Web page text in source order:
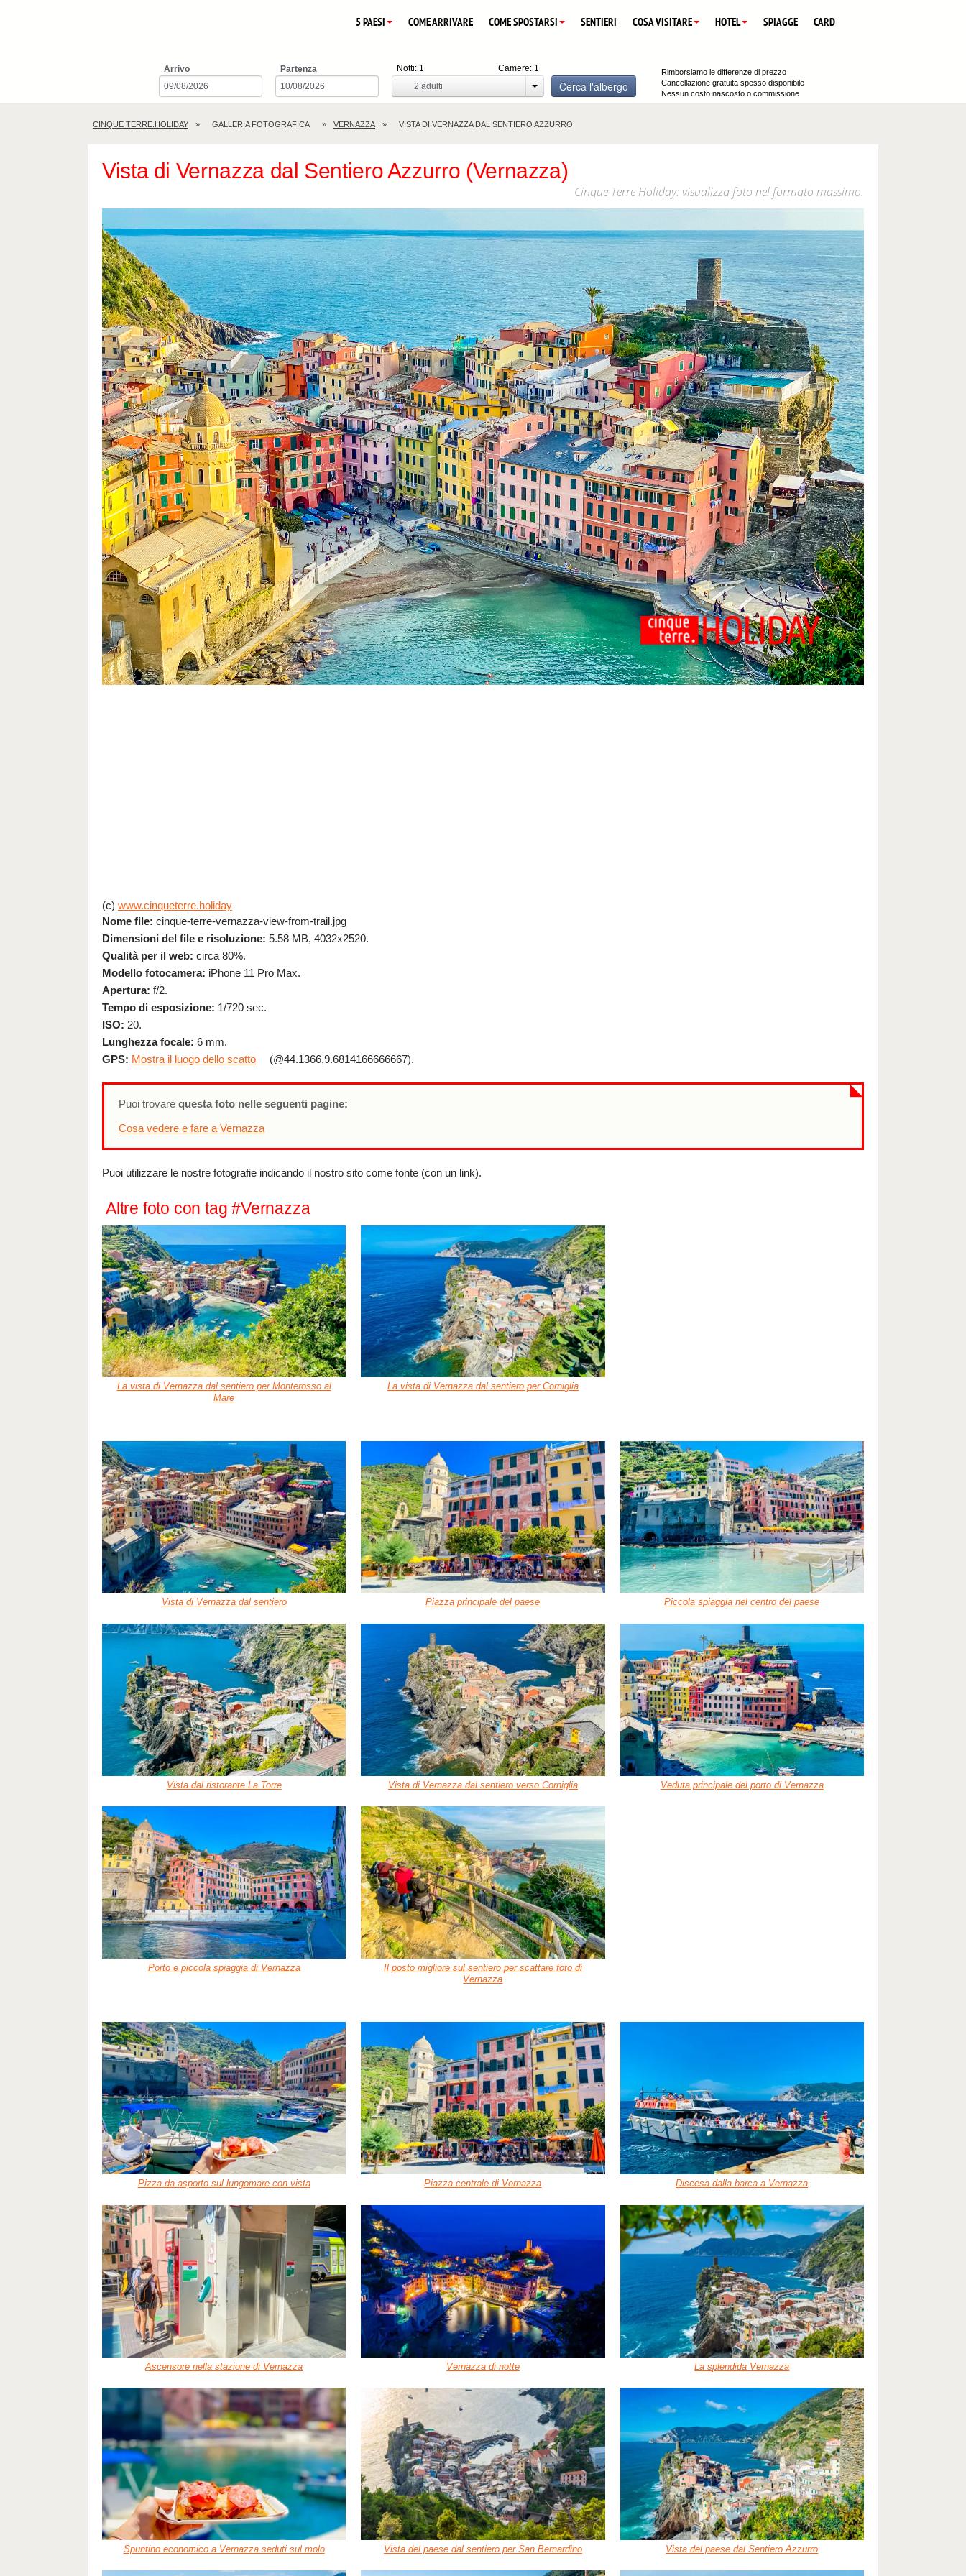
5 PAESI COME ARRIVARE COME SPOSTARSI SENTIERI COSA VISITARE HOTEL SPIAGGE CARD
Arrivo
Partenza
2 adulti
Notti: 1 Camere: 1
Cerca l'albergo
Rimborsiamo le differenze di prezzo
Cancellazione gratuita spesso disponibile
Nessun costo nascosto o commissione
CINQUE TERRE.HOLIDAY GALLERIA FOTOGRAFICA VERNAZZA VISTA DI VERNAZZA DAL SENTIERO AZZURRO
Vista di Vernazza dal Sentiero Azzurro (Vernazza)
Cinque Terre Holiday: visualizza foto nel formato massimo.
(c) www.cinqueterre.holiday
Nome file: cinque-terre-vernazza-view-from-trail.jpg
Dimensioni del file e risoluzione: 5.58 MB, 4032x2520.
Qualità per il web: circa 80%.
Modello fotocamera: iPhone 11 Pro Max.
Apertura: f/2.
Tempo di esposizione: 1/720 sec.
ISO: 20.
Lunghezza focale: 6 mm.
GPS: Mostra il luogo dello scatto (@44.1366,9.6814166666667).
Puoi trovare questa foto nelle seguenti pagine:
Cosa vedere e fare a Vernazza
Puoi utilizzare le nostre fotografie indicando il nostro sito come fonte (con un link).
Altre foto con tag #Vernazza
La vista di Vernazza dal sentiero per Monterosso al
Mare
La vista di Vernazza dal sentiero per Corniglia
Vista di Vernazza dal sentiero Piazza principale del paese Piccola spiaggia nel centro del paese
Vista dal ristorante La Torre Vista di Vernazza dal sentiero verso Corniglia Veduta principale del porto di Vernazza
Porto e piccola spiaggia di Vernazza
Il posto migliore sul sentiero per scattare foto di
Vernazza
Pizza da asporto sul lungomare con vista Piazza centrale di Vernazza Discesa dalla barca a Vernazza
Ascensore nella stazione di Vernazza Vernazza di notte La splendida Vernazza
Spuntino economico a Vernazza seduti sul molo Vista del paese dal sentiero per San Bernardino Vista del paese dal Sentiero Azzurro